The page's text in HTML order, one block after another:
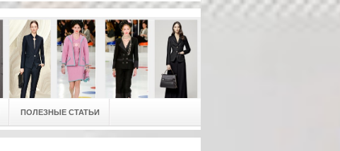
ПОЛЕЗНЫЕ СТАТЬИ